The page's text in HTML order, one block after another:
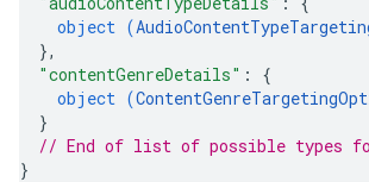
object (
},
"contentGenreDetails" : {
object (
}
// End of list of possible types
}